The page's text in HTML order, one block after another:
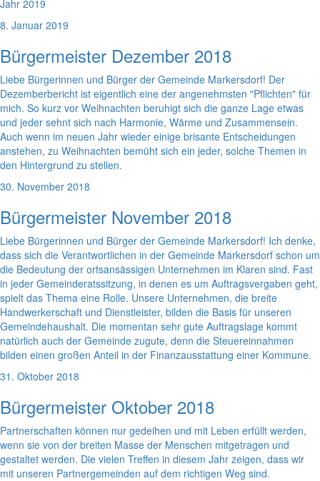
Jahr 2019
8. Januar 2019
Bürgermeister Dezember 2018
Liebe Bürgerinnen und Bürger der Gemeinde Markersdorf! Der
Dezemberbericht ist eigentlich eine der angenehmsten "Pflichten" für
mich. So kurz vor Weihnachten beruhigt sich die ganze Lage etwas
und jeder sehnt sich nach Harmonie, Wärme und Zusammensein.
Auch wenn im neuen Jahr wieder einige brisante Entscheidungen
anstehen, zu Weihnachten bemüht sich ein jeder, solche Themen in
den Hintergrund zu stellen.
30. November 2018
Bürgermeister November 2018
Liebe Bürgerinnen und Bürger der Gemeinde Markersdorf! Ich denke,
dass sich die Verantwortlichen in der Gemeinde Markersdorf schon um
die Bedeutung der ortsansässigen Unternehmen im Klaren sind. Fast
in jeder Gemeinderatssitzung, in denen es um Auftragsvergaben geht,
spielt das Thema eine Rolle. Unsere Unternehmen, die breite
Handwerkerschaft und Dienstleister, bilden die Basis für unseren
Gemeindehaushalt. Die momentan sehr gute Auftragslage kommt
natürlich auch der Gemeinde zugute, denn die Steuereinnahmen
bilden einen großen Anteil in der Finanzausstattung einer Kommune.
31. Oktober 2018
Bürgermeister Oktober 2018
Partnerschaften können nur gedeihen und mit Leben erfüllt werden,
wenn sie von der breiten Masse der Menschen mitgetragen und
gestaltet werden. Die vielen Treffen in diesem Jahr zeigen, dass wir
mit unseren Partnergemeinden auf dem richtigen Weg sind.